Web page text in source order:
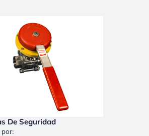
De Seguridad